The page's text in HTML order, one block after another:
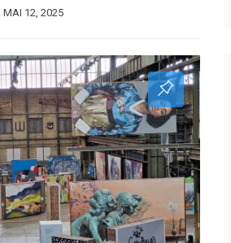
MAI 12, 2025